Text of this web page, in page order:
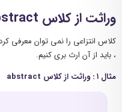
وراثت از کلاس abstract
کلاس انتزاعی را نمی توان معرفی
، باید از آن ارث بری کنیم.
مثال ۱ : وراثت از کلاس abstract